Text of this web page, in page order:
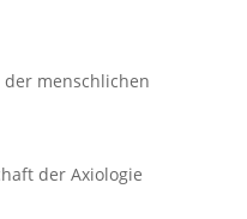
der menschlichen
der Axiologie